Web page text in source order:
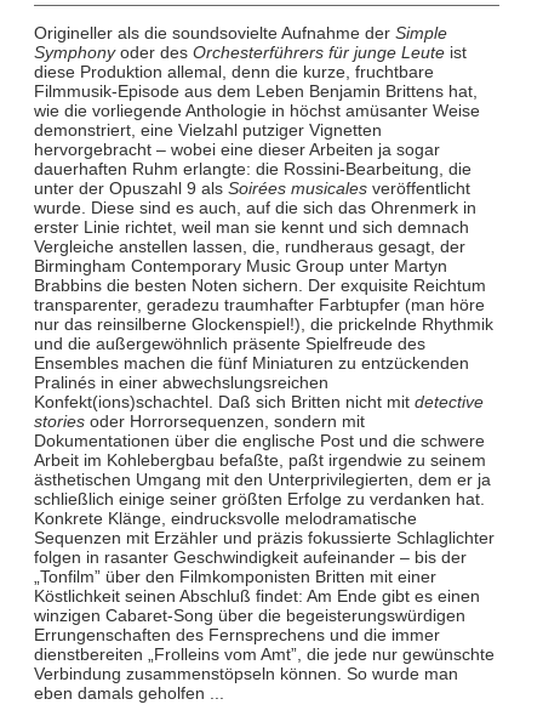
Origineller als die soundsovielte Aufnahme der Simple
Symphonyoder des Orchesterführers für junge Leute ist
diese Produktion allemal, denn die kurze, fruchtbare
Filmmusik-Episode aus dem Leben Benjamin Brittens hat,
wie die vorliegende Anthologie in höchst amüsanter Weise
demonstriert, eine Vielzahl putziger Vignetten
hervorgebracht – wobei eine dieser Arbeiten ja sogar
dauerhaften Ruhm erlangte: die Rossini-Bearbeitung, die
unter der Opuszahl 9 als Soirées musicales veröffentlicht
wurde. Diese sind es auch, auf die sich das Ohrenmerk in
erster Linie richtet, weil man sie kennt und sich demnach
Vergleiche anstellen lassen, die, rundheraus gesagt, der
Birmingham Contemporary Music Group unter Martyn
Brabbins die besten Noten sichern. Der exquisite Reichtum
transparenter, geradezu traumhafter Farbtupfer (man höre
nur das reinsilberne Glockenspiel!), die prickelnde Rhythmik
und die außergewöhnlich präsente Spielfreude des
Ensembles machen die fünf Miniaturen zu entzückenden
Pralinés in einer abwechslungsreichen
Konfekt(ions)schachtel. Daß sich Britten nicht mit detective
stories oder Horrorsequenzen, sondern mit
Dokumentationen über die englische Post und die schwere
Arbeit im Kohlebergbau befaßte, paßt irgendwie zu seinem
ästhetischen Umgang mit den Unterprivilegierten, dem er ja
schließlich einige seiner größten Erfolge zu verdanken hat.
Konkrete Klänge, eindrucksvolle melodramatische
Sequenzen mit Erzähler und präzis fokussierte Schlaglichter
folgen in rasanter Geschwindigkeit aufeinander – bis der
„Tonfilm” über den Filmkomponisten Britten mit einer
Köstlichkeit seinen Abschluß findet: Am Ende gibt es einen
winzigen Cabaret-Song über die begeisterungswürdigen
Errungenschaften des Fernsprechens und die immer
dienstbereiten „Frolleins vom Amt”, die jede nur gewünschte
Verbindung zusammenstöpseln können. So wurde man
eben damals geholfen ...